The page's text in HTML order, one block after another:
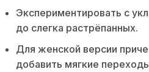
Экспериментировать с
до слегка растрёпанных.
Для женской версии
добавить мягкие